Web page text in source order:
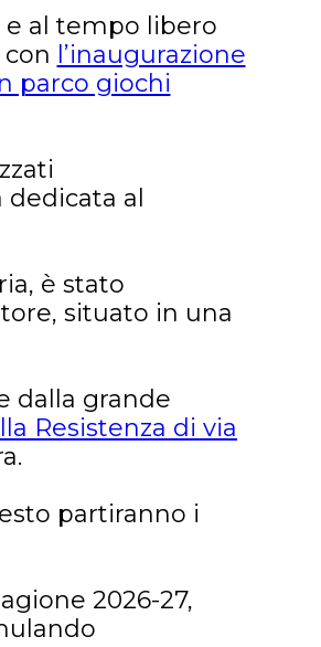
al tempo libero
l’inaugurazione
parco giochi
al
è stato
situato in una
dalla grande
Resistenza di via
partiranno i
2026-27,